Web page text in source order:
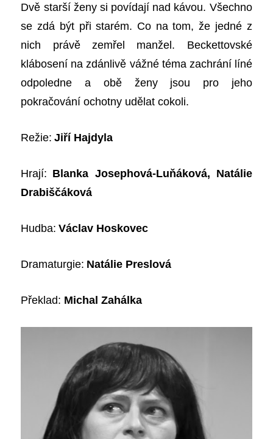
Dvě starší ženy si povídají nad kávou. Všechno
se zdá být při starém. Co na tom, že jedné z
nich právě zemřel manžel. Beckettovské
klábosení na zdánlivě vážné téma zachrání líné
odpoledne a obě ženy jsou pro jeho
pokračování ochotny udělat cokoli.
Režie: Jiří Hajdyla
Hrají: Blanka Josephová-Luňáková, Natálie
Drabiščáková
Hudba: Václav Hoskovec
Dramaturgie: Natálie Preslová
Překlad: Michal Zahálka